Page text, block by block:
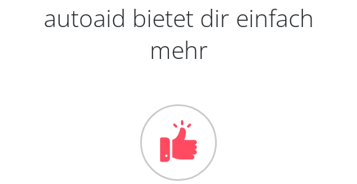
autoaid bietet dir einfach
mehr